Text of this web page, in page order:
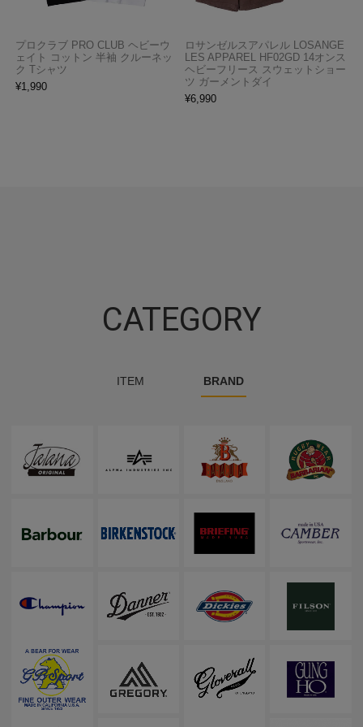
プロクラブ PRO CLUB ヘビーウ
ェイト コットン 半袖 クルーネッ
ク Tシャツ
¥1,990
ロサンゼルスアパレル LOSANGE
LES APPAREL HF02GD 14オンス
ヘビーフリース スウェットショー
ツ ガーメントダイ
¥6,990
CATEGORY
ITEM BRAND